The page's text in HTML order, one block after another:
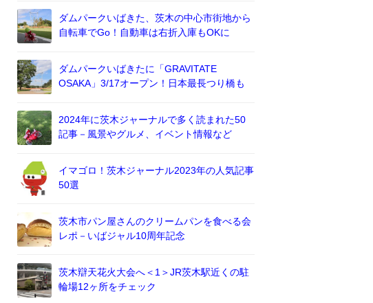
ダムパークいばきた、茨木の中心市街地から
自転車でGo！自動車は右折入庫もOKに
ダムパークいばきたに「GRAVITATE
OSAKA」3/17オープン！日本最長つり橋も
2024年に茨木ジャーナルで多く読まれた50
記事－風景やグルメ、イベント情報など
イマゴロ！茨木ジャーナル2023年の人気記事
50選
茨木市パン屋さんのクリームパンを食べる会
レポ－いばジャル10周年記念
茨木辯天花火大会へ＜1＞JR茨木駅近くの駐
輪場12ヶ所をチェック